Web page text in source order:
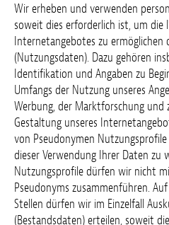
Wir erheben und verwenden
soweit dies erforderlich ist, um die
Internetangebotes zu ermöglichen
(Nutzungsdaten). Dazu gehören
Identifikation und Angaben zu
Umfangs der Nutzung unseres
Werbung, der Marktforschung und
Gestaltung unseres
von Pseudonymen
dieser Verwendung Ihrer Daten zu
Nutzungsprofile dürfen wir nicht
Pseudonyms zusammenführen.
Stellen dürfen wir im Einzelfall
(Bestandsdaten) erteilen, soweit